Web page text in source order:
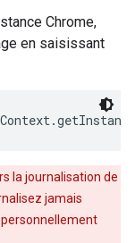
Chrome,
en saisissant
la journalisation de
jamais